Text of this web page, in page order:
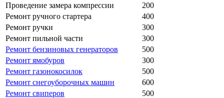
Проведение замера компрессии
200
Ремонт ручного стартера
400
Ремонт ручки
300
Ремонт пильной части
300
Ремонт бензиновых генераторов
500
Ремонт ямобуров
300
Ремонт газонокосилок
500
Ремонт снегоуборочных машин
600
Ремонт свиперов
500